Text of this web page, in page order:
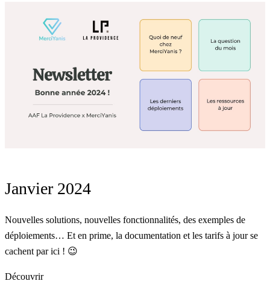
Janvier 2024
Nouvelles solutions, nouvelles fonctionnalités, des exemples de
déploiements… Et en prime, la documentation et les tarifs à jour se
cachent par ici ! 😉
Découvrir